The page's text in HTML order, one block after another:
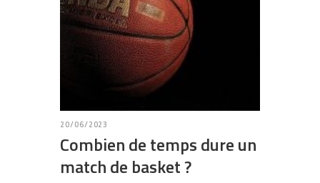
20/06/2023
Combien de temps dure un
match de basket ?